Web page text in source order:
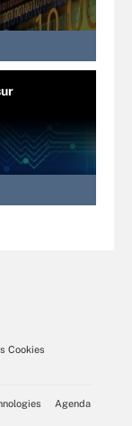
Cookies
Agenda